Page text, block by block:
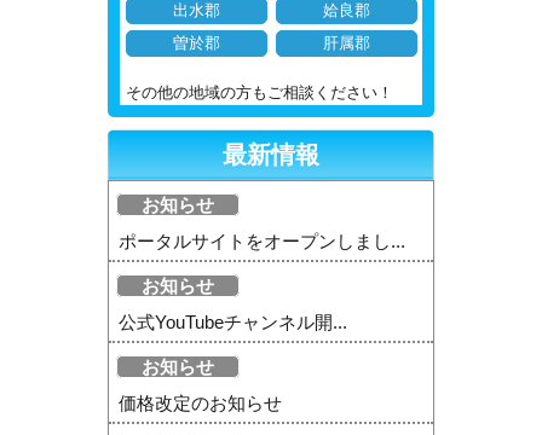
出水郡
姶良郡
曽於郡
肝属郡
その他の地域の方もご相談ください！
最新情報
お知らせ
ポータルサイトをオープンしまし...
お知らせ
公式YouTubeチャンネル開...
お知らせ
価格改定のお知らせ